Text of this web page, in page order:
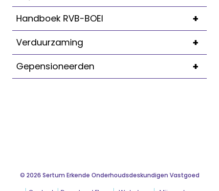
+
Handboek RVB-BOEI
+
Verduurzaming
+
Gepensioneerden
© 2026 Sertum Erkende Onderhoudsdeskundigen Vastgoed